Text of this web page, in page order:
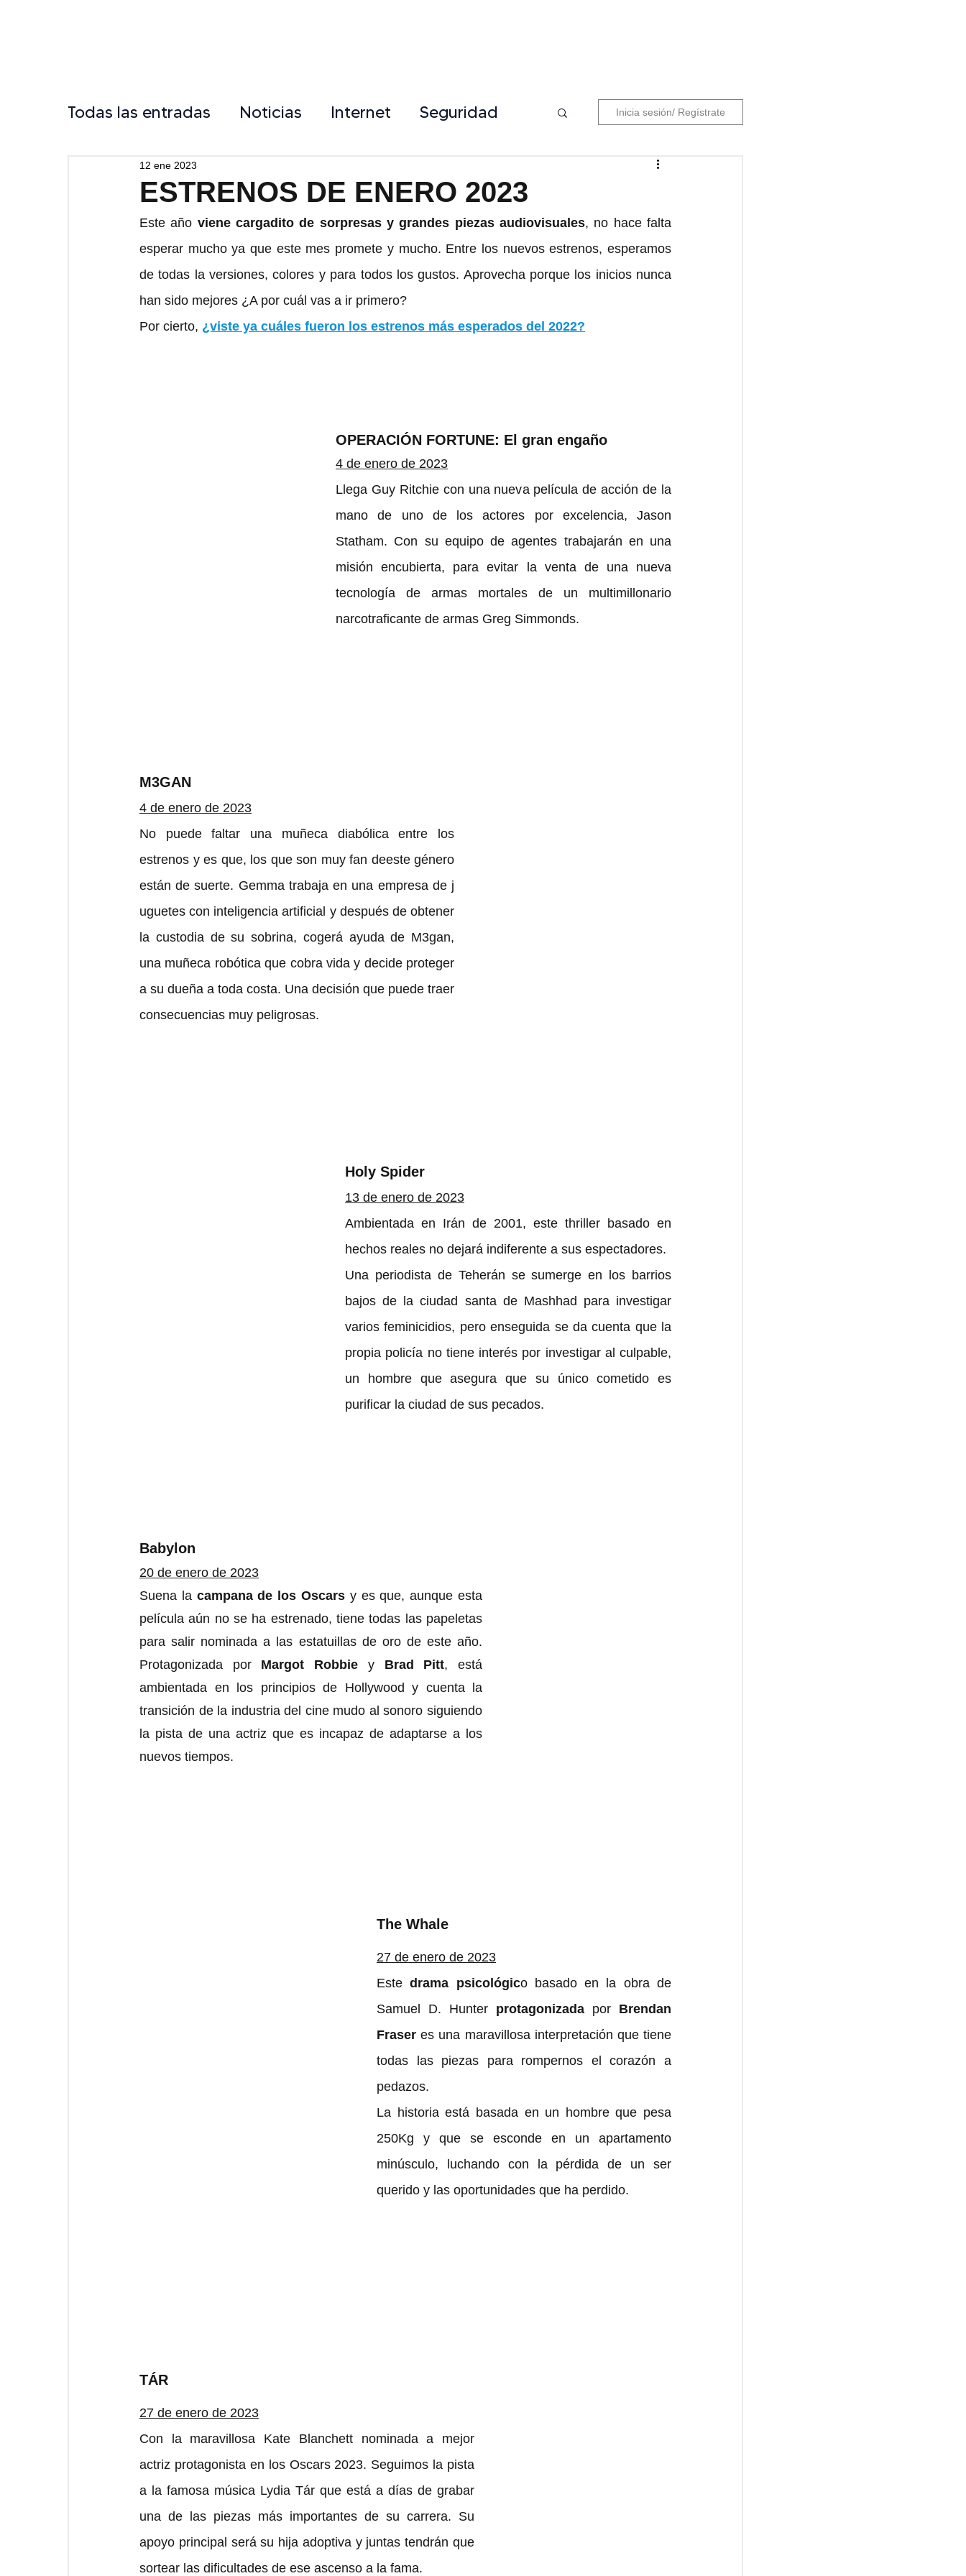
Todas las entradas Noticias Internet Seguridad Inicia sesión/ Regístrate
ESTRENOS DE ENERO 2023
12 ene 2023
Este año viene cargadito de sorpresas y grandes piezas audiovisuales, no hace falta
esperar mucho ya que este mes promete y mucho. Entre los nuevos estrenos, esperamos
de todas la versiones, colores y para todos los gustos. Aprovecha porque los inicios nunca
han sido mejores ¿A por cuál vas a ir primero?
Por cierto, ¿viste ya cuáles fueron los estrenos más esperados del 2022?
OPERACIÓN FORTUNE: El gran engaño
4 de enero de 2023
Llega Guy Ritchie con una nueva película de acción de la
mano de uno de los actores por excelencia, Jason
Statham. Con su equipo de agentes trabajarán en una
misión encubierta, para evitar la venta de una nueva
tecnología de armas mortales de un multimillonario
narcotraficante de armas Greg Simmonds.
M3GAN
4 de enero de 2023
No puede faltar una muñeca diabólica entre los
estrenos y es que, los que son muy fan deeste género
están de suerte. Gemma trabaja en una empresa de j
uguetes con inteligencia artificial y después de obtener
la custodia de su sobrina, cogerá ayuda de M3gan,
una muñeca robótica que cobra vida y decide proteger
a su dueña a toda costa. Una decisión que puede traer
consecuencias muy peligrosas.
Holy Spider
13 de enero de 2023
Ambientada en Irán de 2001, este thriller basado en
hechos reales no dejará indiferente a sus espectadores.
Una periodista de Teherán se sumerge en los barrios
bajos de la ciudad santa de Mashhad para investigar
varios feminicidios, pero enseguida se da cuenta que la
propia policía no tiene interés por investigar al culpable,
un hombre que asegura que su único cometido es
purificar la ciudad de sus pecados.
Babylon
20 de enero de 2023
Suena la campana de los Oscars y es que, aunque esta
película aún no se ha estrenado, tiene todas las papeletas
para salir nominada a las estatuillas de oro de este año.
Protagonizada por Margot Robbie y Brad Pitt, está
ambientada en los principios de Hollywood y cuenta la
transición de la industria del cine mudo al sonoro siguiendo
la pista de una actriz que es incapaz de adaptarse a los
nuevos tiempos.
The Whale
27 de enero de 2023
Este drama psicológico basado en la obra de
Samuel D. Hunter protagonizada por Brendan
Fraser es una maravillosa interpretación que tiene
todas las piezas para rompernos el corazón a
pedazos.
La historia está basada en un hombre que pesa
250Kg y que se esconde en un apartamento
minúsculo, luchando con la pérdida de un ser
querido y las oportunidades que ha perdido.
TÁR
27 de enero de 2023
Con la maravillosa Kate Blanchett nominada a mejor
actriz protagonista en los Oscars 2023. Seguimos la pista
a la famosa música Lydia Tár que está a días de grabar
una de las piezas más importantes de su carrera. Su
apoyo principal será su hija adoptiva y juntas tendrán que
sortear las dificultades de ese ascenso a la fama.